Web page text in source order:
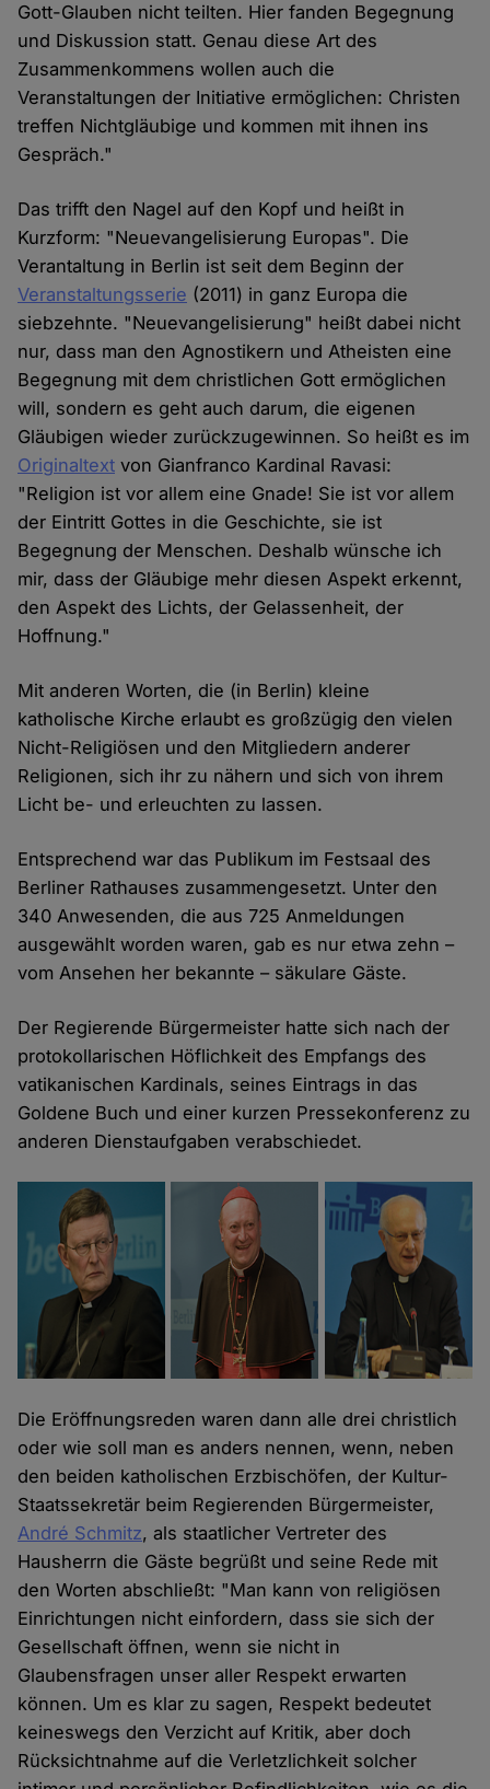
Gott-Glauben nicht teilten. Hier fanden Begegnung
und Diskussion statt. Genau diese Art des
Zusammenkommens wollen auch die
Veranstaltungen der Initiative ermöglichen: Christen
treffen Nichtgläubige und kommen mit ihnen ins
Gespräch."
Das trifft den Nagel auf den Kopf und heißt in
Kurzform: "Neuevangelisierung Europas". Die
Verantaltung in Berlin ist seit dem Beginn der
Veranstaltungsserie (2011) in ganz Europa die
siebzehnte. "Neuevangelisierung" heißt dabei nicht
nur, dass man den Agnostikern und Atheisten eine
Begegnung mit dem christlichen Gott ermöglichen
will, sondern es geht auch darum, die eigenen
Gläubigen wieder zurückzugewinnen. So heißt es im
Originaltext von Gianfranco Kardinal Ravasi:
"Religion ist vor allem eine Gnade! Sie ist vor allem
der Eintritt Gottes in die Geschichte, sie ist
Begegnung der Menschen. Deshalb wünsche ich
mir, dass der Gläubige mehr diesen Aspekt erkennt,
den Aspekt des Lichts, der Gelassenheit, der
Hoffnung."
Mit anderen Worten, die (in Berlin) kleine
katholische Kirche erlaubt es großzügig den vielen
Nicht-Religiösen und den Mitgliedern anderer
Religionen, sich ihr zu nähern und sich von ihrem
Licht be- und erleuchten zu lassen.
Entsprechend war das Publikum im Festsaal des
Berliner Rathauses zusammengesetzt. Unter den
340 Anwesenden, die aus 725 Anmeldungen
ausgewählt worden waren, gab es nur etwa zehn –
vom Ansehen her bekannte – säkulare Gäste.
Der Regierende Bürgermeister hatte sich nach der
protokollarischen Höflichkeit des Empfangs des
vatikanischen Kardinals, seines Eintrags in das
Goldene Buch und einer kurzen Pressekonferenz zu
anderen Dienstaufgaben verabschiedet.
Die Eröffnungsreden waren dann alle drei christlich
oder wie soll man es anders nennen, wenn, neben
den beiden katholischen Erzbischöfen, der Kultur-
Staatssekretär beim Regierenden Bürgermeister,
André Schmitz, als staatlicher Vertreter des
Hausherrn die Gäste begrüßt und seine Rede mit
den Worten abschließt: "Man kann von religiösen
Einrichtungen nicht einfordern, dass sie sich der
Gesellschaft öffnen, wenn sie nicht in
Glaubensfragen unser aller Respekt erwarten
können. Um es klar zu sagen, Respekt bedeutet
keineswegs den Verzicht auf Kritik, aber doch
Rücksichtnahme auf die Verletzlichkeit solcher